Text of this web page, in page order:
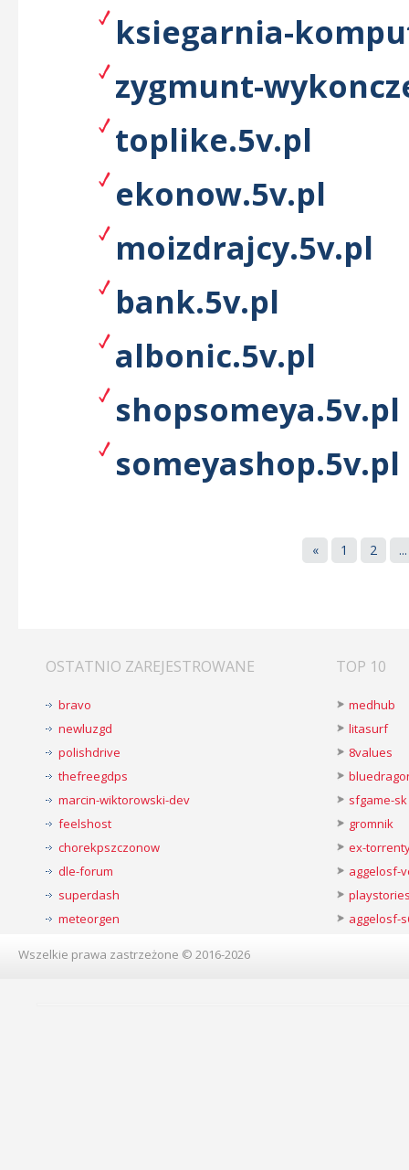
ksiegarnia-
zygmunt-
toplike.5v.pl
ekonow.5v.pl
moizdrajcy.5v.pl
bank.5v.pl
albonic.5v.pl
shopsomeya.5v.pl
someyashop.5v.pl
« 1 2 ...
OSTATNIO ZAREJESTROWANE
bravo
newluzgd
polishdrive
thefreegdps
marcin-wiktorowski-dev
feelshost
chorekpszczonow
dle-forum
superdash
meteorgen
TOP 10
medhub
litasurf
8values
sfgame-sk
gromnik
ex-
aggelosf-
aggelosf-
Wszelkie prawa zastrzeżone © 2016-2026